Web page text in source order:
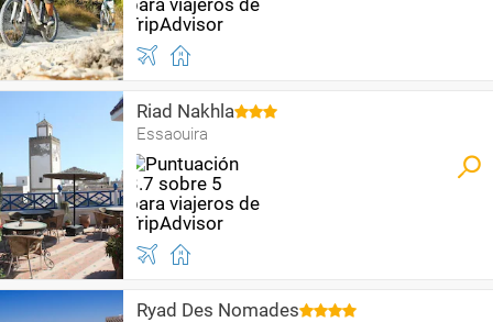
Riad Nakhla
Essaouira
Ryad Des Nomades